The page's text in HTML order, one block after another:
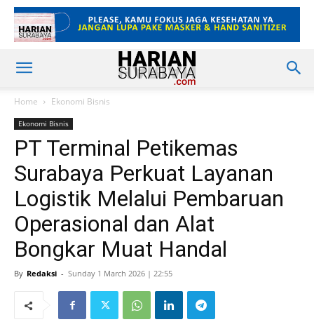
Home Ekonomi Bisnis
Ekonomi Bisnis
PT Terminal Petikemas
Surabaya Perkuat Layanan
Logistik Melalui Pembaruan
Operasional dan Alat
Bongkar Muat Handal
By Redaksi - Sunday 1 March 2026 | 22:55